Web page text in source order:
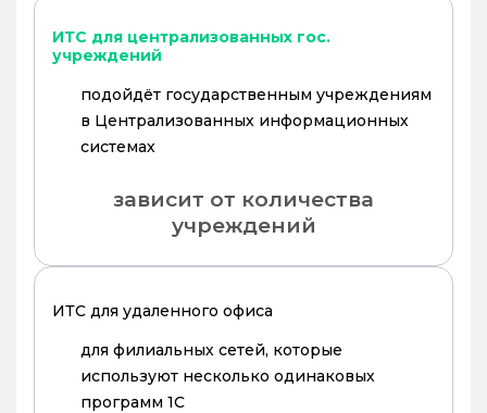
ИТС для централизованных гос.
учреждений
подойдёт государственным учреждениям
в Централизованных информационных
системах
зависит от количества
учреждений
ИТС для удаленного офиса
для филиальных сетей, которые
используют несколько одинаковых
программ 1С